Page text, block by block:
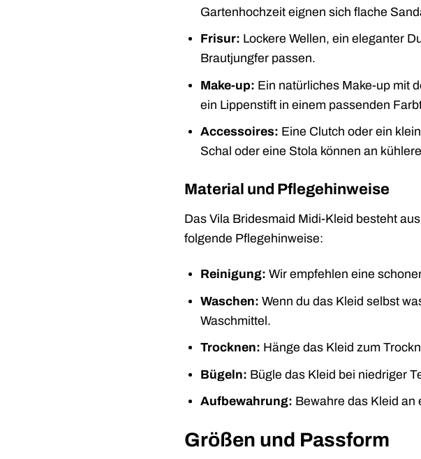
Gartenhochzeit eignen sich flache
Frisur: Lockere Wellen, ein eleganter
Brautjungfer passen.
Make-up: Ein natürliches Make-up mit
ein Lippenstift in einem passenden
Accessoires: Eine Clutch oder ein
Schal oder eine Stola können an
Material und Pflegehinweise
Das Vila Bridesmaid Midi-Kleid besteht
folgende Pflegehinweise:
Reinigung: Wir empfehlen eine
Waschen: Wenn du das Kleid selbst
Waschmittel.
Trocknen: Hänge das Kleid zum
Bügeln: Bügle das Kleid bei niedriger
Aufbewahrung: Bewahre das Kleid
Größen und Passform